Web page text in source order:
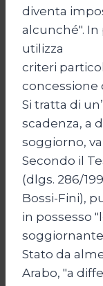
diventa
alcunché".
utilizza
criteri
concessione
Si tratta di
scadenza, a
soggiorno,
Secondo il
(dlgs. 286/
Bossi-Fini),
in possesso
Stato da
Arabo, "a